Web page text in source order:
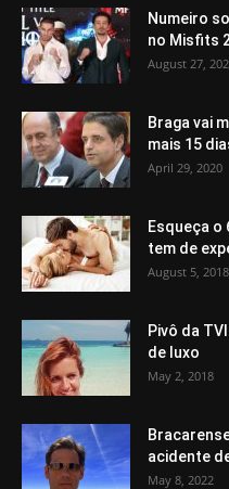
Numeiro
no Misfits
August 27,
Braga vai
mais 15
April 29, 2020
Esqueça o
tem de
August 5, 2018
Pivô da
de luxo
May 2, 2018
acidente
May 8, 2022